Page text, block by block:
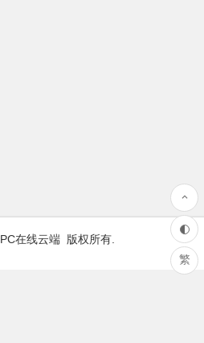
PC在线云端 版权所有.
繁